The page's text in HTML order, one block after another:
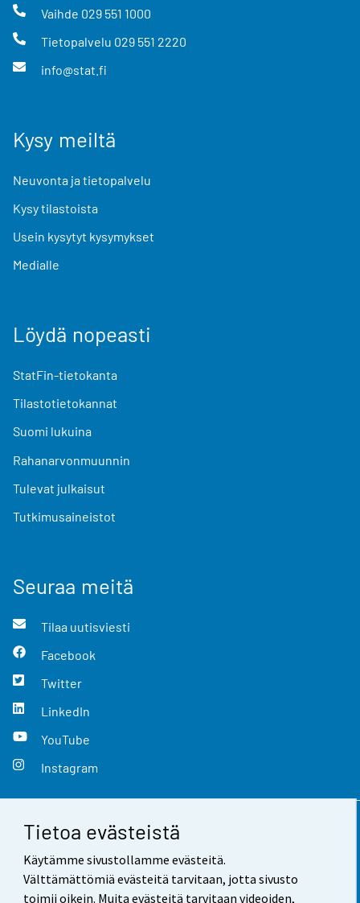
Tietoa evästeistä
Käytämme sivustollamme evästeitä.
Välttämättömiä evästeitä tarvitaan, jotta sivusto
toimii oikein. Muita evästeitä tarvitaan videoiden,
Vaihde 029 551 1000
Tietopalvelu 029 551 2220
info@stat.fi
Kysy meiltä
Neuvonta ja tietopalvelu
Kysy tilastoista
Usein kysytyt kysymykset
Medialle
Löydä nopeasti
StatFin-tietokanta
Tilastotietokannat
Suomi lukuina
Rahanarvonmuunnin
Tulevat julkaisut
Tutkimusaineistot
Seuraa meitä
Tilaa uutisviesti
Facebook
Twitter
LinkedIn
YouTube
Instagram
Yhteystiedot
Palaute